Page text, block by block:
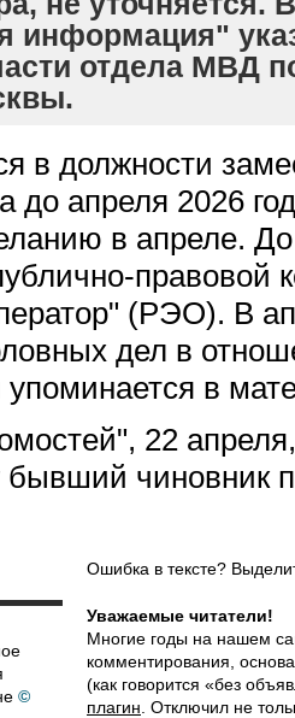
информация"
отдела МВД
в должности
до апреля 2026
в апреле.
правовой
(РЭО). В
дел в
в
22
бывший чиновник
©
Ошибка в тексте?
Уважаемые читатели!
Многие годы на нашем
комментирования,
(как говорится «без
плагин . Отключил не